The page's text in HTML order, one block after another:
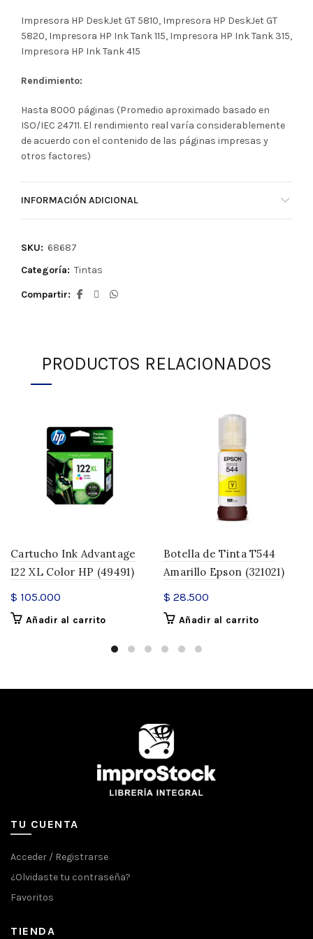
Impresora HP DeskJet GT 5810, Impresora HP DeskJet GT
5820, Impresora HP Ink Tank 115, Impresora HP Ink Tank 315,
Impresora HP Ink Tank 415
Rendimiento:
Hasta 8000 páginas (Promedio aproximado basado en
ISO/IEC 24711. El rendimiento real varía considerablemente
de acuerdo con el contenido de las páginas impresas y
otros factores)
INFORMACIÓN ADICIONAL
SKU: 68687
Categoría: Tintas
Compartir
PRODUCTOS RELACIONADOS
Cartucho Ink Advantage
122 XL Color HP (49491)
$ 105.000
Añadir al carrito
Botella de Tinta T544
Amarillo Epson (321021)
$ 28.500
Añadir al carrito
TU CUENTA
Acceder / Registrarse
¿Olvidaste tu contraseña?
Favoritos
TIENDA